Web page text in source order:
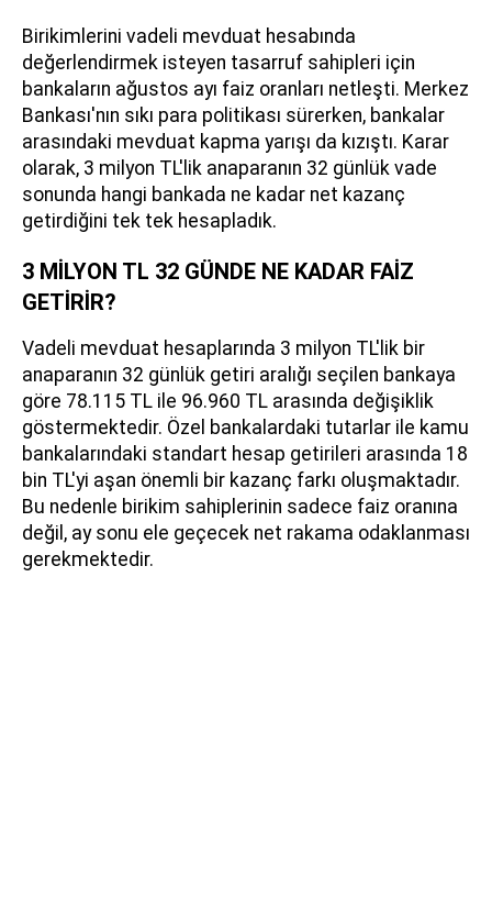
Birikimlerini vadeli mevduat hesabında
değerlendirmek isteyen tasarruf sahipleri için
bankaların ağustos ayı faiz oranları netleşti. Merkez
Bankası'nın sıkı para politikası sürerken, bankalar
arasındaki mevduat kapma yarışı da kızıştı. Karar
olarak, 3 milyon TL'lik anaparanın 32 günlük vade
sonunda hangi bankada ne kadar net kazanç
getirdiğini tek tek hesapladık.
3 MİLYON TL 32 GÜNDE NE KADAR FAİZ
GETİRİR?
Vadeli mevduat hesaplarında 3 milyon TL'lik bir
anaparanın 32 günlük getiri aralığı seçilen bankaya
göre 78.115 TL ile 96.960 TL arasında değişiklik
göstermektedir. Özel bankalardaki tutarlar ile kamu
bankalarındaki standart hesap getirileri arasında 18
bin TL'yi aşan önemli bir kazanç farkı oluşmaktadır.
Bu nedenle birikim sahiplerinin sadece faiz oranına
değil, ay sonu ele geçecek net rakama odaklanması
gerekmektedir.